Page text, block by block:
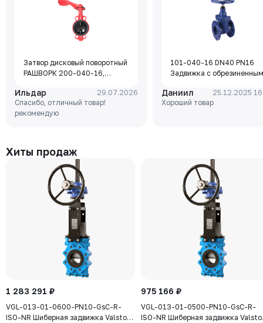
Затвор дисковый поворотный
РАШВОРК 200-040-16,
250 (GG25), диск - GJS-400-
15 (GGG40), уплотнение -
EPDM, М/Ф, рукоятка
Ильдар
29.07.2026
Спасибо, отличный товар!
рекомендую
101-040-16 DN40 PN16
Задвижка с обрезиненным
чугун, клин-EPDM,
Tmax=110°C Ф/Ф
Даниил
25.12.2025
Хороший товар
Хиты продаж
1 283 291 ₽
VGL-013-01-0600-PN10-GsC-R-
ISO-NR Шиберная задвижка Valstok,
975 166 ₽
VGL-013-01-0500-PN10-GsC-R-
ISO-NR Шиберная задвижка